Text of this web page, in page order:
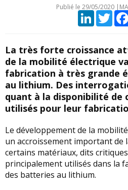
Publié le 29/05/2020 |
LinkedIn
La très forte croissance
de la mobilité électrique
fabrication à très grande
au lithium. Des
quant à la disponibilité de
utilisés pour leur
Le développement de la
un accroissement important de
certains matériaux, dits
principalement utilisés dans la
des batteries au lithium.